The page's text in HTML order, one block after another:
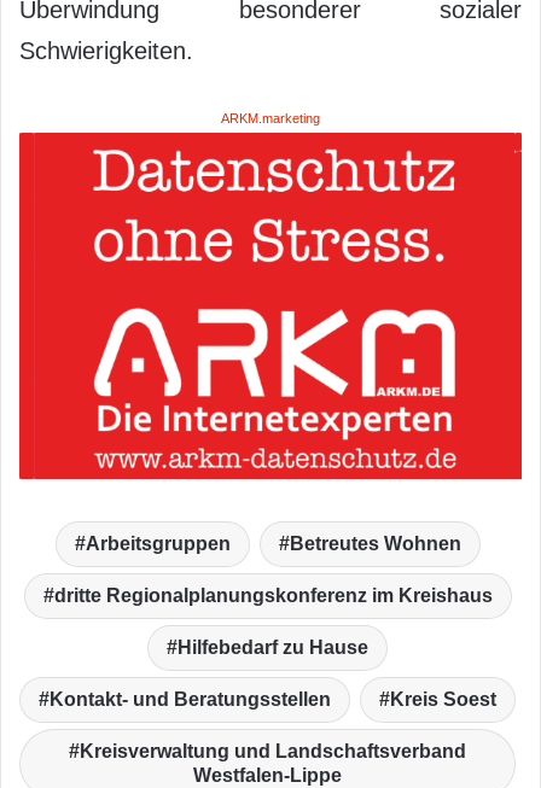
Überwindung besonderer sozialer
Schwierigkeiten.
ARKM.marketing
Arbeitsgruppen Betreutes Wohnen
dritte Regionalplanungskonferenz im Kreishaus
Hilfebedarf zu Hause
Kontakt- und Beratungsstellen Kreis Soest
Kreisverwaltung und Landschaftsverband
Westfalen-Lippe